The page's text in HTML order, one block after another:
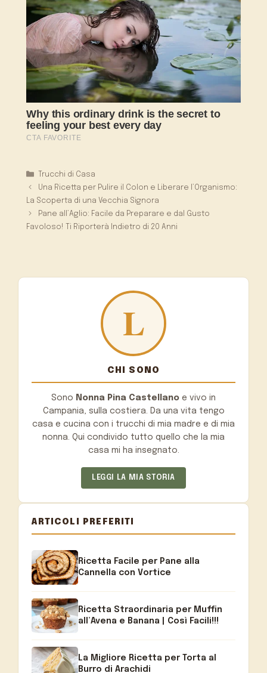
Categorie
Trucchi di Casa
Una Ricetta per Pulire il Colon e Liberare l’Organismo:
La Scoperta di una Vecchia Signora
Pane all’Aglio: Facile da Preparare e dal Gusto
Favoloso! Ti Riporterà Indietro di 20 Anni
CHI SONO
Sono Nonna Pina Castellano e vivo in
Campania, sulla costiera. Da una vita tengo
casa e cucina con i trucchi di mia madre e di mia
nonna. Qui condivido tutto quello che la mia
casa mi ha insegnato.
LEGGI LA MIA STORIA
ARTICOLI PREFERITI
Ricetta Facile per Pane alla
Cannella con Vortice
Ricetta Straordinaria per Muffin
all’Avena e Banana | Così Facili!!!
La Migliore Ricetta per Torta al
Burro di Arachidi